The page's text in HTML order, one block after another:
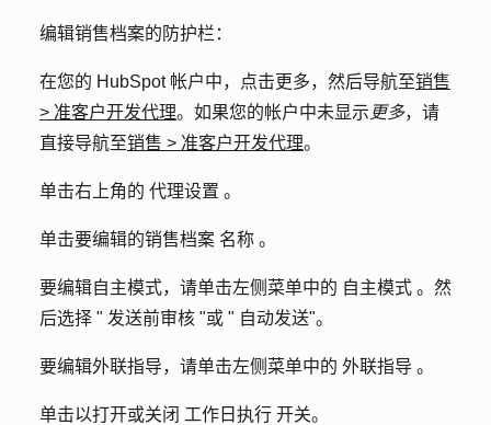
编辑销售档案的防护栏：
在您的 HubSpot 帐户中，点击更多，然后导航至销售
> 准客户开发代理。如果您的帐户中未显示 更多，请
直接导航至销售 > 准客户开发代理。
单击右上角的 代理设置 。
单击要编辑的销售档案 名称 。
要编辑自主模式，请单击左侧菜单中的 自主模式 。然
后选择 " 发送前审核 "或 " 自动发送"。
要编辑外联指导，请单击左侧菜单中的 外联指导 。
单击以打开或关闭 工作日执行 开关。